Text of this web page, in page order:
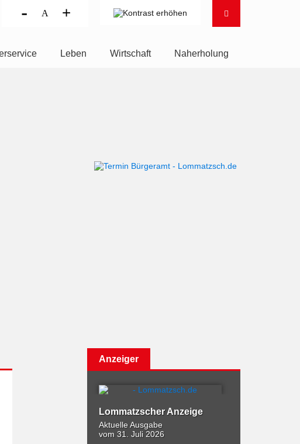
- A +
Leben Wirtschaft Naherholung
Anzeiger
Lommatzscher Anzeige
Aktuelle Ausgabe
vom 31. Juli 2026